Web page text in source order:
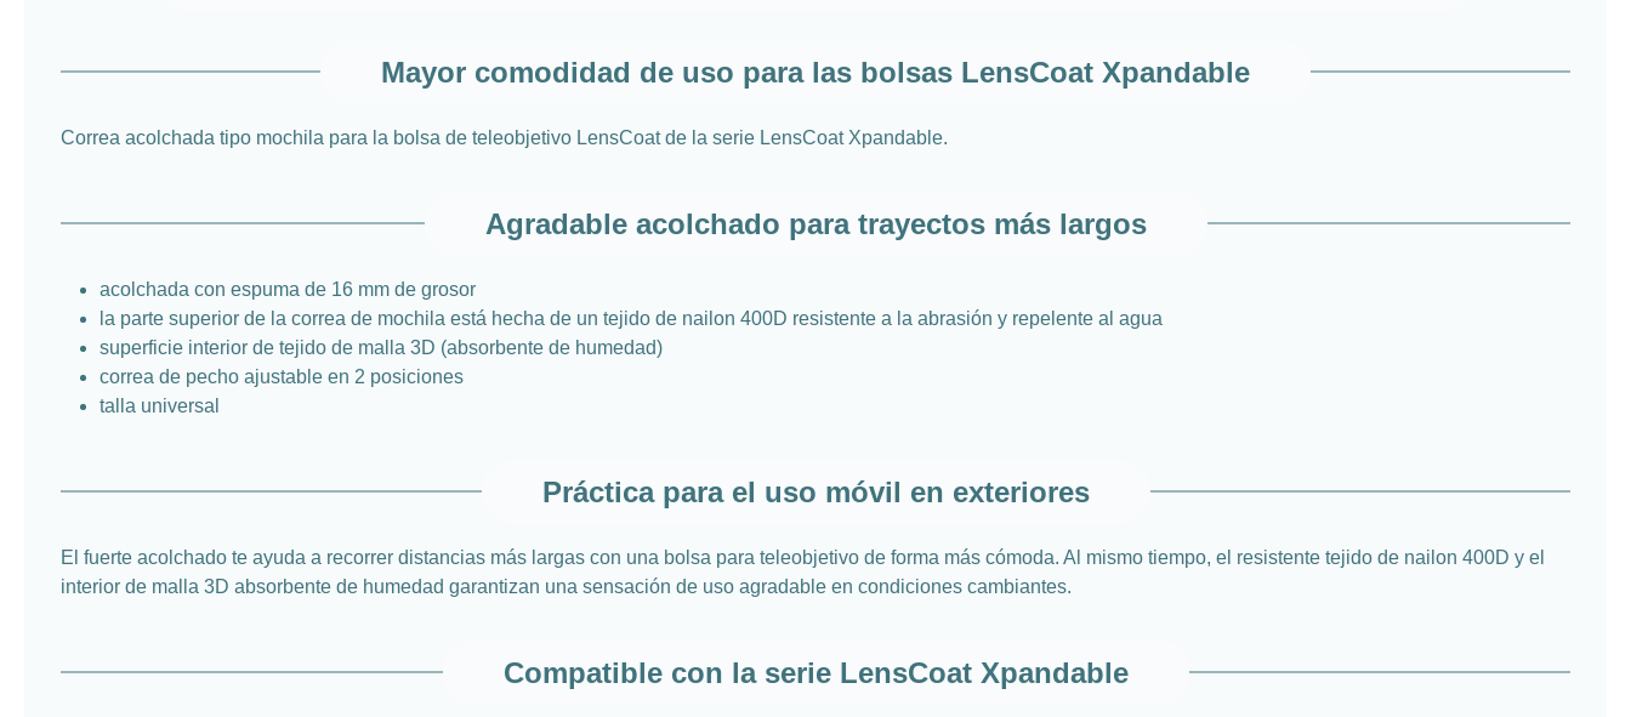
Mayor comodidad de uso para las bolsas LensCoat Xpandable
Correa acolchada tipo mochila para la bolsa de teleobjetivo LensCoat de la serie LensCoat Xpandable.
Agradable acolchado para trayectos más largos
acolchada con espuma de 16 mm de grosor
la parte superior de la correa de mochila está hecha de un tejido de nailon 400D resistente a la abrasión y repelente al agua
superficie interior de tejido de malla 3D (absorbente de humedad)
correa de pecho ajustable en 2 posiciones
talla universal
Práctica para el uso móvil en exteriores
El fuerte acolchado te ayuda a recorrer distancias más largas con una bolsa para teleobjetivo de forma más cómoda. Al mismo tiempo, el resistente tejido de nailon 400D y el
interior de malla 3D absorbente de humedad garantizan una sensación de uso agradable en condiciones cambiantes.
Compatible con la serie LensCoat Xpandable